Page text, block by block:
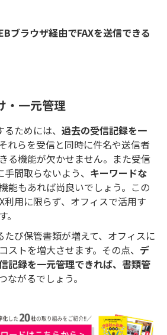
ブラウザ経由でFAXを送信できる
・一元管理
ためには、 過去の受信記録を一
れらを受信と同時に件名や送信者
る機能が欠かせません。また受信
間取らないよう、 キーワードな
能もあれば尚良いでしょう。この
利用に限らず、オフィスで活用す
たび保管書類が増えて、オフィスに
ストを増大させます。その点、 デ
記録を一元管理できれば、書類管
ながるでしょう。